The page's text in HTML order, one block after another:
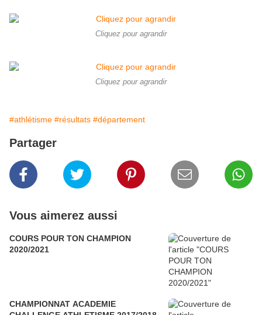
Cliquez pour agrandir
Cliquez pour agrandir
#athlétisme #résultats #département
Partager
Vous aimerez aussi
COURS POUR TON CHAMPION
2020/2021
CHAMPIONNAT ACADEMIE